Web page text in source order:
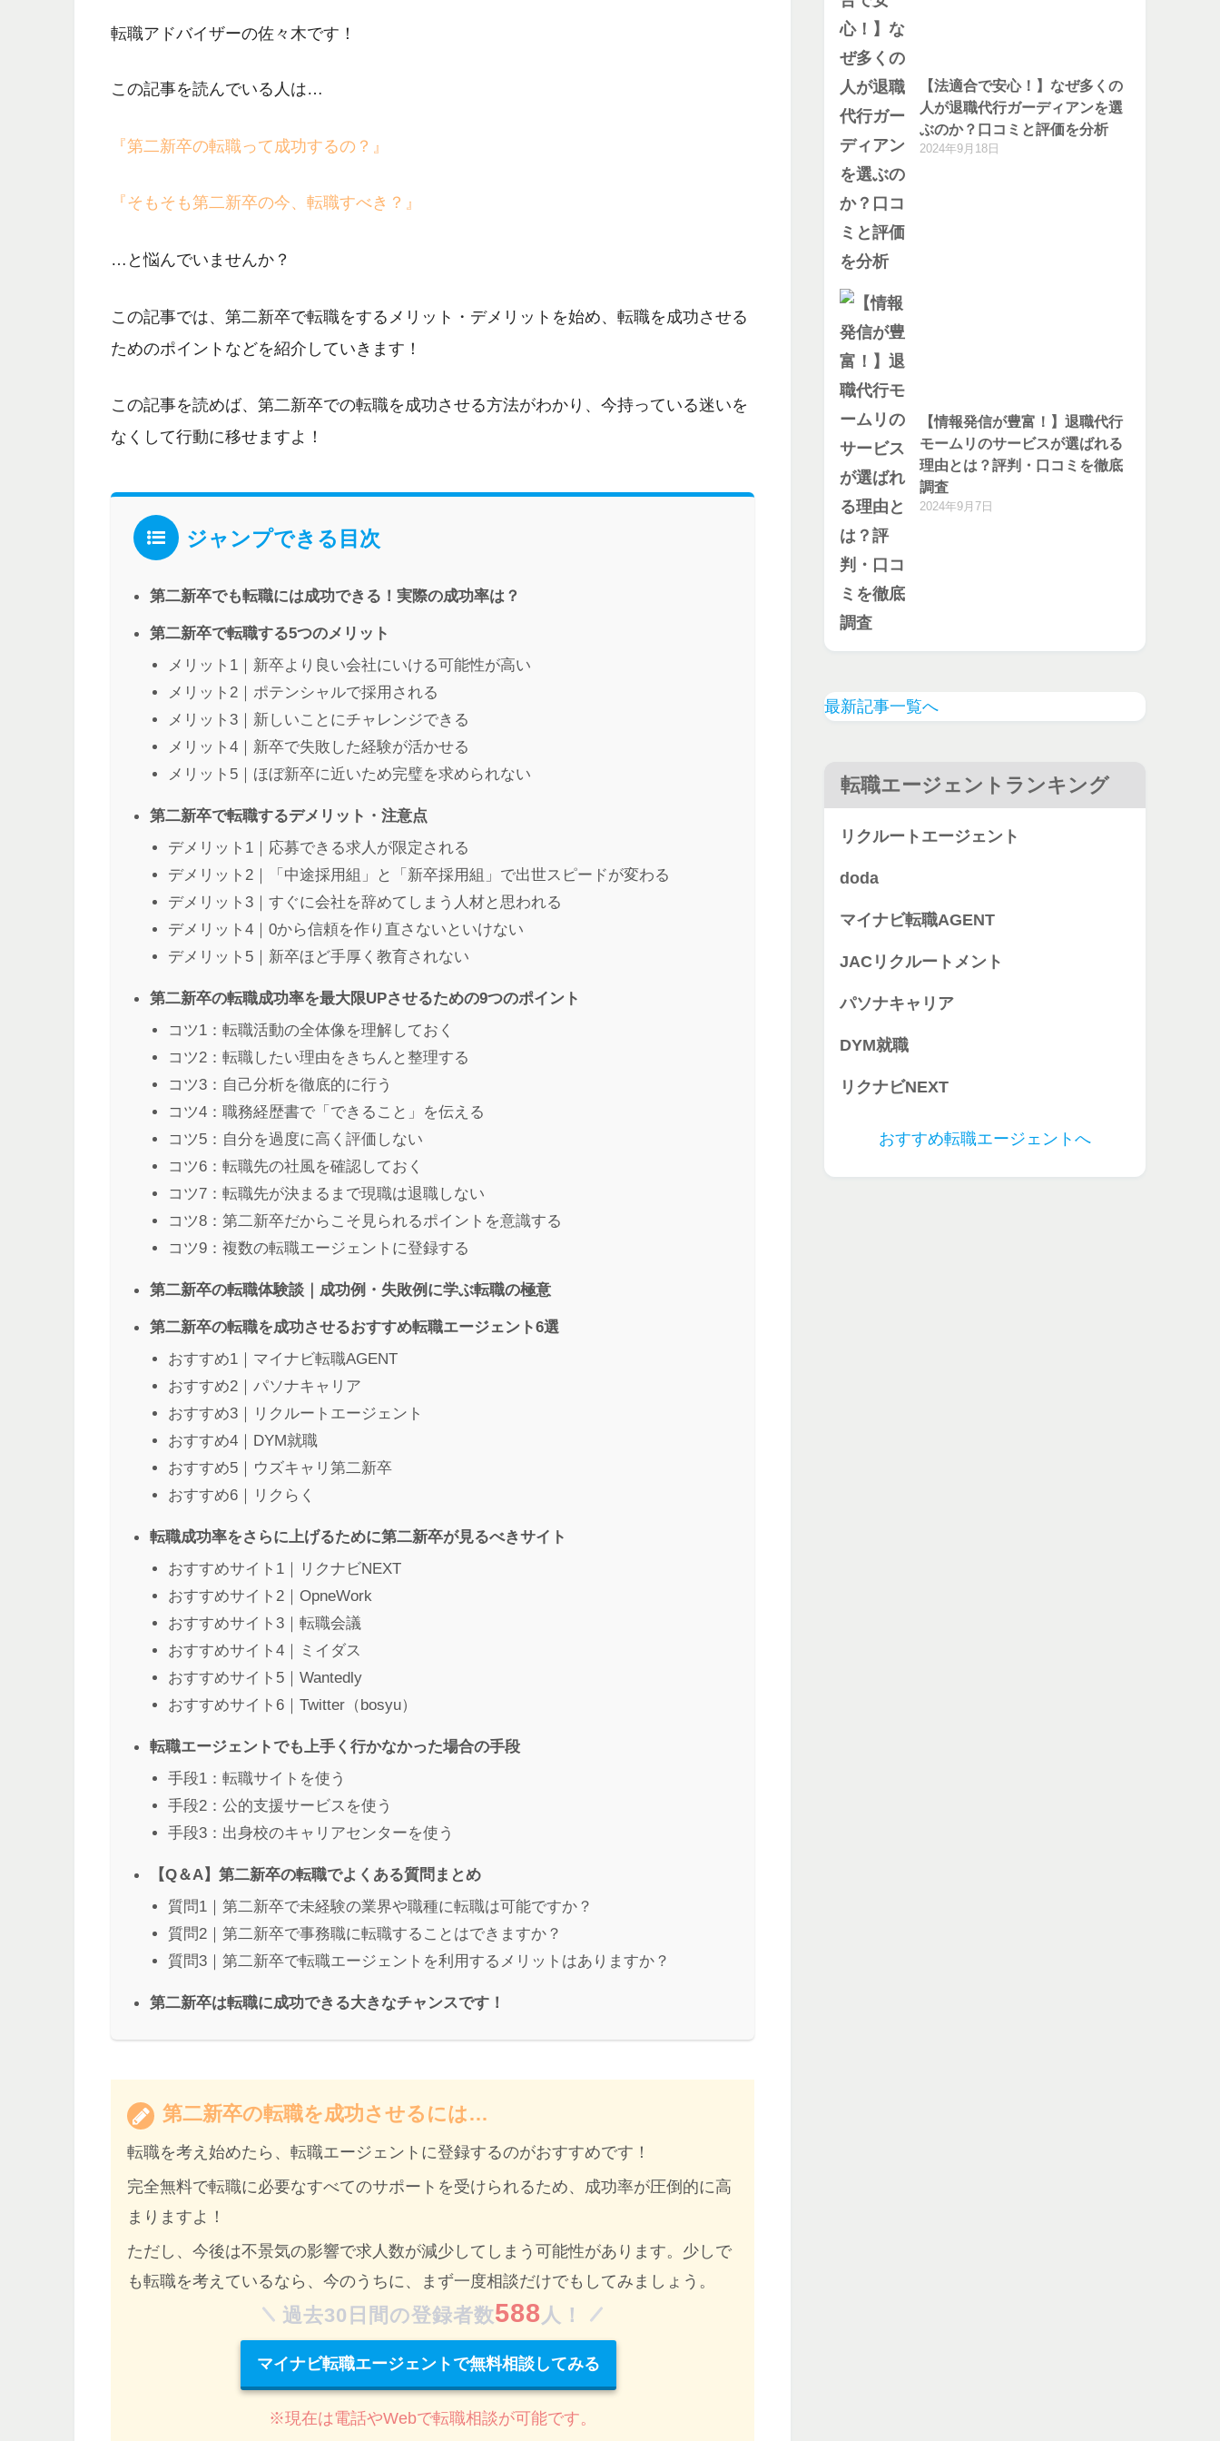
転職アドバイザーの佐々木です！
この記事を読んでいる人は…
『第二新卒の転職って成功するの？』
『そもそも第二新卒の今、転職すべき？』
…と悩んでいませんか？
この記事では、 第二新卒で転職をするメリット・デメリット を始め、 転職を成功させる
ためのポイント などを紹介していきます！
この記事を読めば、 第二新卒での転職を成功させる方法がわかり、今持っている迷いを
なくして行動に移せますよ！
ジャンプできる目次
第二新卒でも転職には成功できる！実際の成功率は？
第二新卒で転職する5つのメリット
メリット1｜新卒より良い会社にいける可能性が高い
メリット2｜ポテンシャルで採用される
メリット3｜新しいことにチャレンジできる
メリット4｜新卒で失敗した経験が活かせる
メリット5｜ほぼ新卒に近いため完璧を求められない
第二新卒で転職するデメリット・注意点
デメリット1｜応募できる求人が限定される
デメリット2｜「中途採用組」と「新卒採用組」で出世スピードが変わる
デメリット3｜すぐに会社を辞めてしまう人材と思われる
デメリット4｜0から信頼を作り直さないといけない
デメリット5｜新卒ほど手厚く教育されない
第二新卒の転職成功率を最大限UPさせるための9つのポイント
コツ1：転職活動の全体像を理解しておく
コツ2：転職したい理由をきちんと整理する
コツ3：自己分析を徹底的に行う
コツ4：職務経歴書で「できること」を伝える
コツ5：自分を過度に高く評価しない
コツ6：転職先の社風を確認しておく
コツ7：転職先が決まるまで現職は退職しない
コツ8：第二新卒だからこそ見られるポイントを意識する
コツ9：複数の転職エージェントに登録する
第二新卒の転職体験談｜成功例・失敗例に学ぶ転職の極意
第二新卒の転職を成功させるおすすめ転職エージェント6選
おすすめ1｜マイナビ転職AGENT
おすすめ2｜パソナキャリア
おすすめ3｜リクルートエージェント
おすすめ4｜DYM就職
おすすめ5｜ウズキャリ第二新卒
おすすめ6｜リクらく
転職成功率をさらに上げるために第二新卒が見るべきサイト
おすすめサイト1｜リクナビNEXT
おすすめサイト2｜OpneWork
おすすめサイト3｜転職会議
おすすめサイト4｜ミイダス
おすすめサイト5｜Wantedly
おすすめサイト6｜Twitter（bosyu）
転職エージェントでも上手く行かなかった場合の手段
手段1：転職サイトを使う
手段2：公的支援サービスを使う
手段3：出身校のキャリアセンターを使う
【Q＆A】第二新卒の転職でよくある質問まとめ
質問1｜第二新卒で未経験の業界や職種に転職は可能ですか？
質問2｜第二新卒で事務職に転職することはできますか？
質問3｜第二新卒で転職エージェントを利用するメリットはありますか？
第二新卒は転職に成功できる大きなチャンスです！
第二新卒の転職を成功させるには…
転職を考え始めたら、転職エージェントに登録するのがおすすめです！
完全無料で転職に必要なすべてのサポート を受けられるため、成功率が圧倒的に高
まりますよ！
ただし、今後は不景気の影響で求人数が減少してしまう可能性があります。少しで
も転職を考えているなら、今のうちに、まず一度相談だけでもしてみましょう。
過去30日間の登録者数588人！
マイナビ転職エージェントで無料相談してみる
※現在は電話やWebで転職相談が可能です。
【法適合で安心！】なぜ多くの
人が退職代行ガーディアンを選
ぶのか？口コミと評価を分析
2024年9月18日
【情報発信が豊富！】退職代行
モームリのサービスが選ばれる
理由とは？評判・口コミを徹底
調査
2024年9月7日
最新記事一覧へ
転職エージェントランキング
リクルートエージェント
doda
マイナビ転職AGENT
JACリクルートメント
パソナキャリア
DYM就職
リクナビNEXT
おすすめ転職エージェントへ